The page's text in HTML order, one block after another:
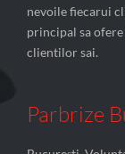
nevoile fiecarui
principal sa
clientilor sai.
Parbrize